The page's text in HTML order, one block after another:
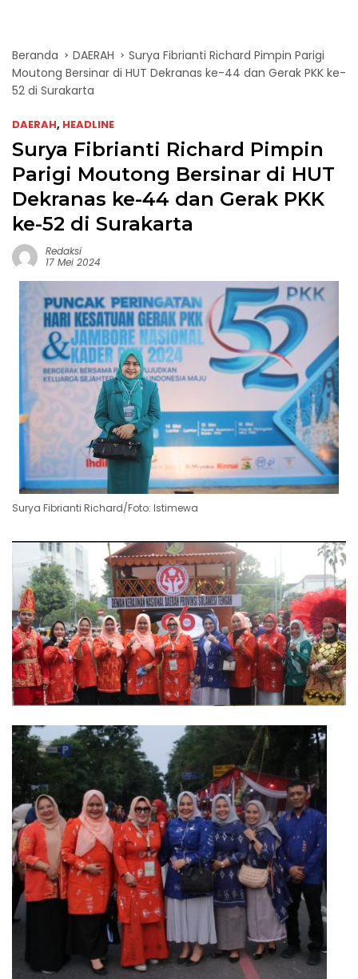
Beranda DAERAH
Surya Fibrianti Richard Pimpin Parigi
Moutong Bersinar di HUT Dekranas ke-44 dan Gerak PKK ke-
52 di Surakarta
DAERAH, HEADLINE
Surya Fibrianti Richard Pimpin
Parigi Moutong Bersinar di HUT
Dekranas ke-44 dan Gerak PKK
ke-52 di Surakarta
Redaksi
17 Mei 2024
Surya Fibrianti Richard/Foto: Istimewa